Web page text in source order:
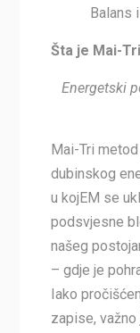
Balans
Šta je Mai-
Energetski
Mai-Tri
dubinskog
u kojEM se
podsvjesne
našeg
– gdje je
Iako
zapise,